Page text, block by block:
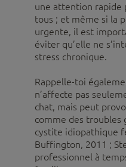
une attention rapide
tous ; et même si la
urgente, il est
éviter qu’elle ne
stress chronique.
Rappelle-toi
n’affecte pas
chat, mais peut
comme des troubles
cystite idiopathique
Buffington, 2011 ;
professionnel à